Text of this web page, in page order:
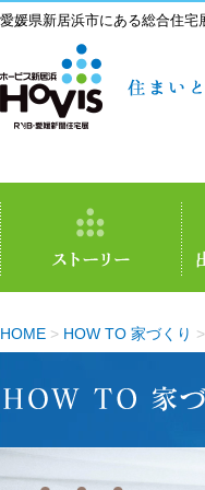
愛媛県新居浜市にある総合住宅
HOME > HOW TO 家づくり >